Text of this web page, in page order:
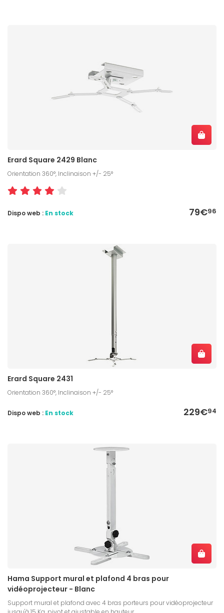
Erard Square 2429 Blanc
Orientation 360°, Inclinaison +/- 25°
79€96
Dispo web : En stock
Erard Square 2431
Orientation 360°, Inclinaison +/- 25°
229€94
Dispo web : En stock
Hama Support mural et plafond 4 bras pour
vidéoprojecteur - Blanc
Support mural et plafond avec 4 bras porteurs pour vidéoprojecteur